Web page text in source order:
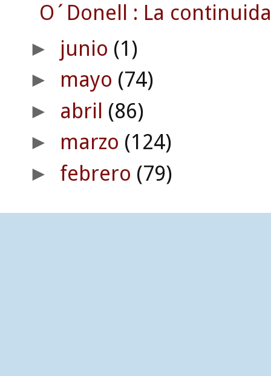
O´Donell : La
► junio (1)
► mayo (74)
► abril (86)
► marzo (124)
► febrero (79)